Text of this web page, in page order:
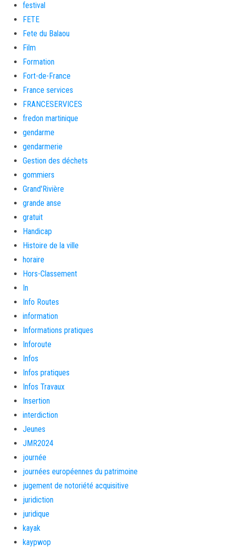
festival
FETE
Fete du Balaou
Film
Formation
Fort-de-France
France services
FRANCESERVICES
fredon martinique
gendarme
gendarmerie
Gestion des déchets
gommiers
Grand'Rivière
grande anse
gratuit
Handicap
Histoire de la ville
horaire
Hors-Classement
In
Info Routes
information
Informations pratiques
Inforoute
Infos
Infos pratiques
Infos Travaux
Insertion
interdiction
Jeunes
JMR2024
journée
journées européennes du patrimoine
jugement de notoriété acquisitive
juridiction
juridique
kayak
kaypwop